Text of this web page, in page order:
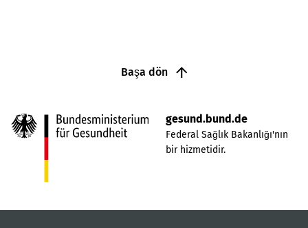
Başa dön
gesund.bund.de
Federal Sağlık Bakanlığı'nın
bir hizmetidir.